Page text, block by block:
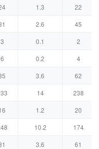
1.3
22
2.6
45
3 0.1
2
6 0.2
4
3.6
62
14
238
1.2
20
10.2
174
3.6 61